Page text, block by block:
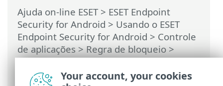
Ajuda on-line ESET> ESET Endpoint
Security for Android > Usando o ESET
Endpoint Security for Android > Controle
de aplicações>Regra de bloqueio>
Bloqueio por permissões do aplicativo>
Como bloquear um aplicativo por suas
Your account, your cookies